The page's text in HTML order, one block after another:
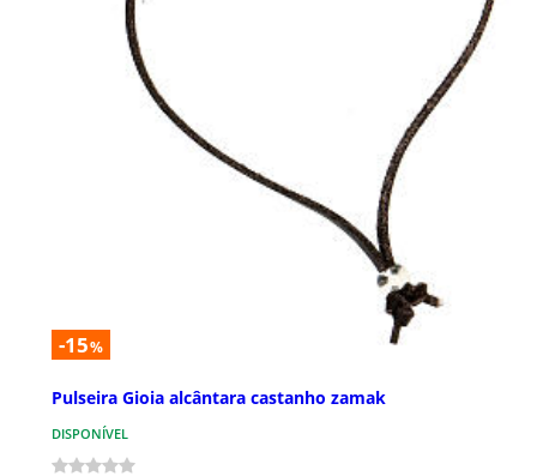
-15%
Pulseira Gioia alcântara castanho zamak
DISPONÍVEL